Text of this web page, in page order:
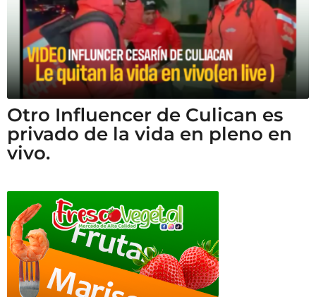
Otro Influencer de Culican es
privado de la vida en pleno en
vivo.